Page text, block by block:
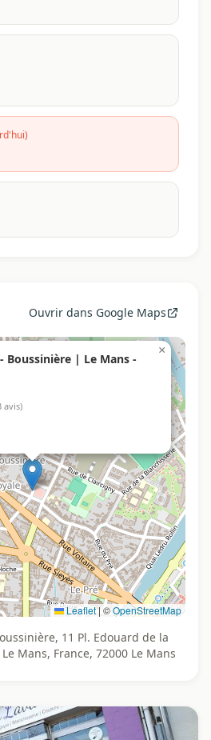
Ouvrir dans Google Maps
Boussinière | Le Mans -
avis)
×
Leaflet |©OpenStreetMap
11 Pl. Edouard de la
Mans, France, 72000 Le Mans